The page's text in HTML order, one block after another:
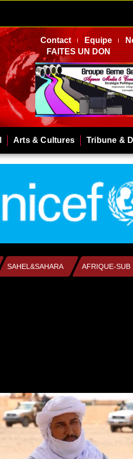
Contact Equipe
FAITES UN DON
Arts & Cultures Tribune &
SAHEL&SAHARA AFRIQUE-SUB